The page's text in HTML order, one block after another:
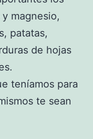
magnesio,
patatas,
de hojas
teníamos para
te sean